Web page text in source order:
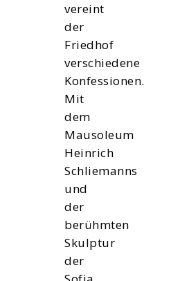
vereint
der
Friedhof
verschiedene
Konfessionen.
Mit
dem
Mausoleum
Heinrich
Schliemanns
und
der
berühmten
Skulptur
der